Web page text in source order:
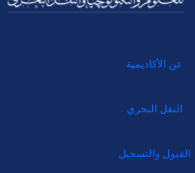
عن الأكاديمية
النقل البحري
القبول والتسجيل